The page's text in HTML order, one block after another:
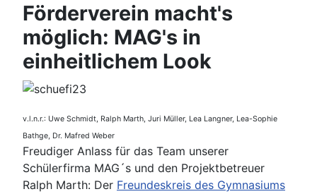
Förderverein macht's
möglich: MAG's in
einheitlichem Look
v.l.n.r.: Uwe Schmidt, Ralph Marth, Juri Müller, Lea Langner, Lea-Sophie
Bathge, Dr. Mafred Weber
Freudiger Anlass für das Team unserer
Schülerfirma MAG´s und den Projektbetreuer
Ralph Marth: Der Freundeskreis des Gymnasiums